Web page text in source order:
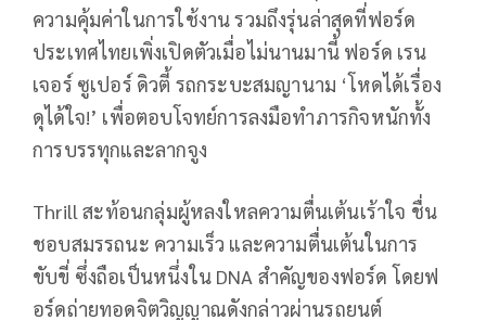
ความคุ้มค่าในการใช้งาน รวมถึงรุ่นล่าสุดที่ฟอร์ด
ประเทศไทยเพิ่งเปิดตัวเมื่อไม่นานมานี้ ฟอร์ด เรน
เจอร์ ซูเปอร์ ดิวตี้ รถกระบะสมญานาม ‘โหดได้เรื่อง
ดุได้ใจ!’ เพื่อตอบโจทย์การลงมือทำภารกิจหนักทั้ง
การบรรทุกและลากจูง
Thrill สะท้อนกลุ่มผู้หลงใหลความตื่นเต้นเร้าใจ ชื่น
ชอบสมรรถนะ ความเร็ว และความตื่นเต้นในการ
ขับขี่ ซึ่งถือเป็นหนึ่งใน DNA สำคัญของฟอร์ด โดยฟ
อร์ดถ่ายทอดจิตวิญญาณดังกล่าวผ่านรถยนต์